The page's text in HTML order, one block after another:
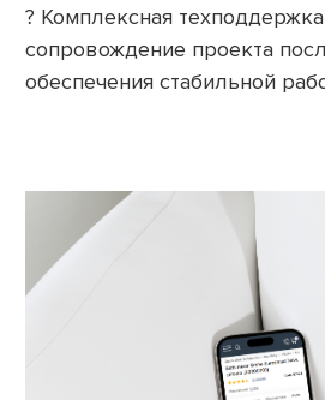
? Комплексная
сопровождение проекта
обеспечения стабильной